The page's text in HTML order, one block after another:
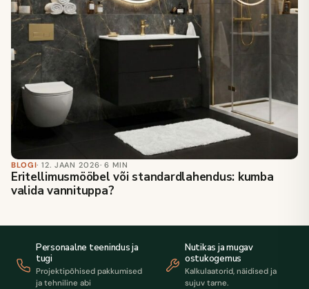
BLOGI· 12. JAAN 2026· 6 MIN
Eritellimusmööbel või standardlahendus: kumba
valida vannituppa?
Personaalne teenindus ja
tugi
Projektipõhised pakkumised
ja tehniline abi
Nutikas ja mugav
ostukogemus
Kalkulaatorid, näidised ja
sujuv tarne.